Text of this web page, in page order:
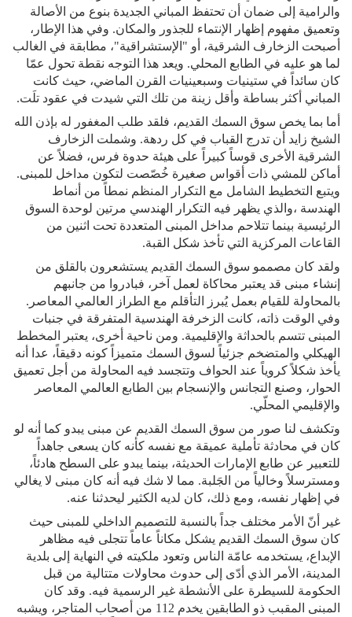
والرامية إلى ضمان أن تحتفظ المباني الجديدة بنوع من الأصالة
وتعميق مفهوم إظهار الإنتماء للجذور والمكان. وفي هذا الإطار،
أصبحت الزخارف الشرقية، أو "الإستشراقية"، مطابقة في الغالب
لما هو عليه في الطابع المحلي. ويعد هذا التوجه نقطة تحول عمّا
كان سائداً في ستينيات وسبعينيات القرن الماضي، حيث كانت
المباني أكثر بساطة وأقل زينة من تلك التي شيدت في عقود تلَت.
أما بما يخص سوق السمك القديم، فلقد طلب المغفور له بإذن الله
الشيخ زايد أن تدرج القباب في كل ردهة. وشملت الزخارف
الشرقية الأخرى قوساً كبيراً على هيئة حدوة فرس، فضلاً عن
أماكن للمشي ذات أقواس صغيرة خُصّصت لتكون مداخل للمبنى.
ويتبع التخطيط الشامل مع التكرار المنظم نمطاً من أنماط
الهندسة ،والذي يظهر فيه التكرار الهندسي مرتين لوحدة السوق
الرئيسية بينما تتلاحم مداخل المبنى المتعددة تحت اثنين من
القاعات المركزية التي تأخذ شكل القبة.
ولقد كان مصممو سوق السمك القديم يستشعرون بالقلق من
إنشاء مبنى قد يعتبر محاكاة لعمل آخر، فبادروا من جانبهم
بالمحاولة للقيام بعمل يُبرز التأقلم مع الطراز العالمي المعاصر.
وفي الوقت ذاته، كانت الزخرفة الهندسية المتفرقة في جنبات
المبنى تتسم بالحداثة والإقليمية. ومن ناحية أخرى، يعتبر المخطط
الهيكلي والمتضخم جزئياً لسوق السمك متميزاً كونه دقيقاً، عدا أنه
يأخذ شكلاً كروياً عند الحواف وتتجسد فيه المحاولة من أجل تعميق
الحوار، وصنع التجانس والإنسجام بين الطابع العالمي المعاصر
والإقليمي المحلّي.
وتكشف لنا صور من سوق السمك القديم عن مبنى يبدو كما أنه لو
كان في محادثة تأملية عميقة مع نفسه كأنه كان يسعى جاهداً
للتعبير عن طابع الإمارات الحديثة، بينما يبدو على السطح هادئاً،
ومسترسلاً وخالياً من الجَلبة. مما لا شك فيه أنه كان مبنى لا يغالي
في إظهار نفسه، ومع ذلك، كان لديه الكثير ليحدثنا عنه.
غير أنّ الأمر مختلف جداً بالنسبة للتصميم الداخلي للمبنى حيث
كان سوق السمك القديم يشكل مكاناً عاماً تتجلى فيه مظاهر
الإبداع، يستخدمه عامّة الناس وتعود ملكيته في النهاية إلى بلدية
المدينة، الأمر الذي أدّى إلى حدوث محاولات متتالية من قبل
الحكومة للسيطرة على الأنشطة غير الرسمية فيه. وقد كان
المبنى المقبب ذو الطابقين يخدم 112 من أصحاب المتاجر، ويشبه